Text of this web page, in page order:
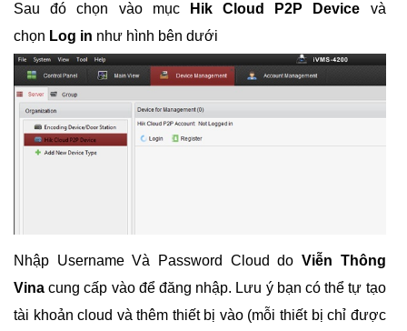
Sau đó chọn vào mục Hik Cloud P2P Device và
chọn Log in như hình bên dưới
Nhập Username Và Password Cloud do Viễn Thông
Vina cung cấp vào để đăng nhập. Lưu ý bạn có thể tự tạo
tài khoản cloud và thêm thiết bị vào (mỗi thiết bị chỉ được